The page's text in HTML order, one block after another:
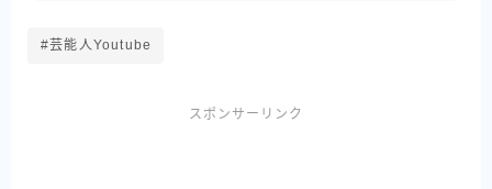
#芸能人Youtube
スポンサーリンク